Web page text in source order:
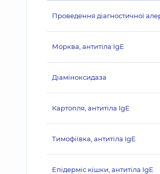
Проведення діагностичної
Морква, антитіла IgE
Діаміноксидаза
Картопля, антитіла IgE
Тимофіївка, антитіла IgE
Епідерміс кішки, антитіла IgE